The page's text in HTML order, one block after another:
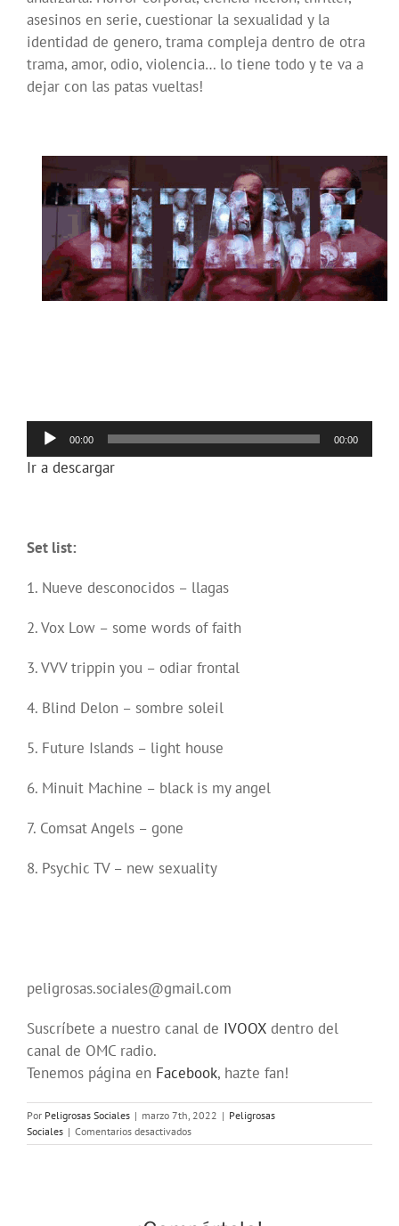
asesinos en serie, cuestionar la sexualidad y la
identidad de genero, trama compleja dentro de otra
trama, amor, odio, violencia… lo tiene todo y te va a
dejar con las patas vueltas!
Reproductor
de
audio
00:00 00:00
Ir a descargar
Set list:
1. Nueve desconocidos – llagas
2. Vox Low – some words of faith
3. VVV trippin you – odiar frontal
4. Blind Delon – sombre soleil
5. Future Islands – light house
6. Minuit Machine – black is my angel
7. Comsat Angels – gone
8. Psychic TV – new sexuality
peligrosas.sociales@gmail.com
Suscríbete a nuestro canal de IVOOX dentro del
canal de OMC radio.
Tenemos página en Facebook, hazte fan!
Por Peligrosas Sociales | marzo 7th, 2022 | Peligrosas
Sociales | Comentarios desactivadosen
Programa